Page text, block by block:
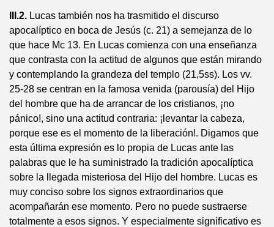
III.2. Lucas también nos ha trasmitido el discurso
apocalíptico en boca de Jesús (c. 21) a semejanza de lo
que hace Mc 13. En Lucas comienza con una enseñanza
que contrasta con la actitud de algunos que están mirando
y contemplando la grandeza del templo (21,5ss). Los vv.
25-28 se centran en la famosa venida (parousía) del Hijo
del hombre que ha de arrancar de los cristianos, ¡no
pánico!, sino una actitud contraria: ¡levantar la cabeza,
porque ese es el momento de la liberación!. Digamos que
esta última expresión es lo propia de Lucas ante las
palabras que le ha suministrado la tradición apocalíptica
sobre la llegada misteriosa del Hijo del hombre. Lucas es
muy conciso sobre los signos extraordinarios que
acompañarán ese momento. Pero no puede sustraerse
totalmente a esos signos. Y especialmente significativo es